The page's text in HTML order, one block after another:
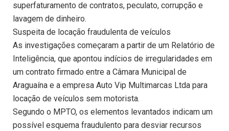
superfaturamento de contratos, peculato, corrupção e
lavagem de dinheiro.
Suspeita de locação fraudulenta de veículos
As investigações começaram a partir de um Relatório de
Inteligência, que apontou indícios de irregularidades em
um contrato firmado entre a Câmara Municipal de
Araguaína e a empresa Auto Vip Multimarcas Ltda para
locação de veículos sem motorista.
Segundo o MPTO, os elementos levantados indicam um
possível esquema fraudulento para desviar recursos